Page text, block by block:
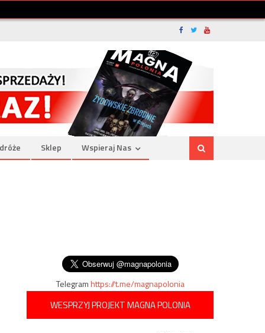
Sklep Wspieraj Nas
Telegramhttps://t.me/magnapolonia
WESPRZYJ PROJEKT MAGNA POLONIA